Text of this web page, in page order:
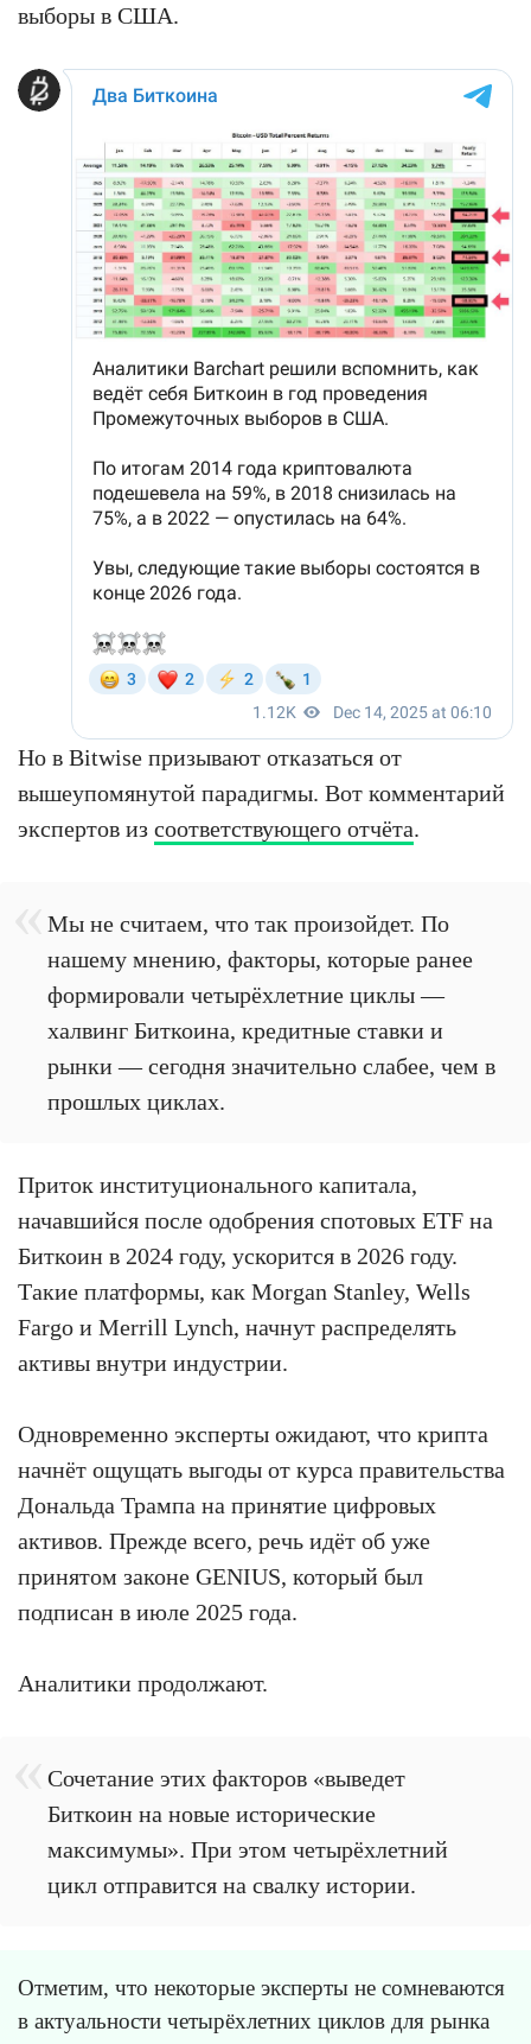
выборы в США.
Но в Bitwise призывают отказаться от
вышеупомянутой парадигмы. Вот комментарий
экспертов из соответствующего отчёта.
Мы не считаем, что так произойдет. По
нашему мнению, факторы, которые ранее
формировали четырёхлетние циклы —
халвинг Биткоина, кредитные ставки и
рынки — сегодня значительно слабее, чем в
прошлых циклах.
Приток институционального капитала,
начавшийся после одобрения спотовых ETF на
Биткоин в 2024 году, ускорится в 2026 году.
Такие платформы, как Morgan Stanley, Wells
Fargo и Merrill Lynch, начнут распределять
активы внутри индустрии.
Одновременно эксперты ожидают, что крипта
начнёт ощущать выгоды от курса правительства
Дональда Трампа на принятие цифровых
активов. Прежде всего, речь идёт об уже
принятом законе GENIUS, который был
подписан в июле 2025 года.
Аналитики продолжают.
Сочетание этих факторов «выведет
Биткоин на новые исторические
максимумы». При этом четырёхлетний
цикл отправится на свалку истории.
Отметим, что некоторые эксперты не сомневаются
в актуальности четырёхлетних циклов для рынка